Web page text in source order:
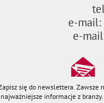
e-
e-
się do newslettera. Zawsze
najważniejsze informacje z